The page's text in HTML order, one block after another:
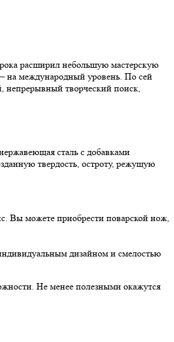
расширил небольшую мастерскую
на международный уровень. По сей
непрерывный творческий поиск,
сталь с добавками
твердость, остроту, режущую
Вы можете приобрести поварской нож,
дизайном и смелостью
Не менее полезными окажутся